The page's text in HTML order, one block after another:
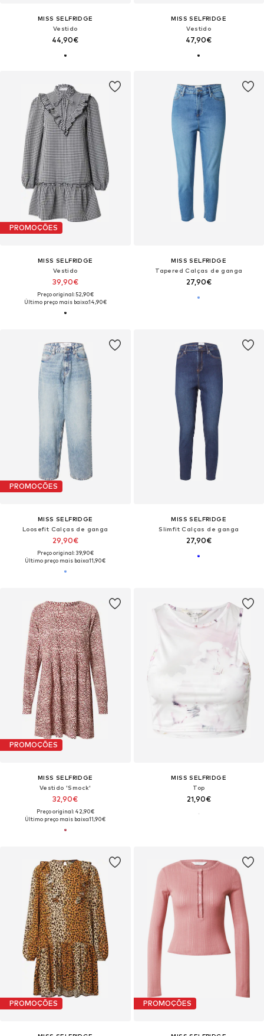
MISS SELFRIDGE
Vestido
44,90€
MISS SELFRIDGE
Vestido
47,90€
PROMOÇÕES
MISS SELFRIDGE
Vestido
39,90€
Preço original: 52,90€
Último preço mais baixo:14,90€
MISS SELFRIDGE
Tapered Calças de ganga
27,90€
PROMOÇÕES
MISS SELFRIDGE
Loosefit Calças de ganga
29,90€
Preço original: 39,90€
Último preço mais baixo:11,90€
MISS SELFRIDGE
Slimfit Calças de ganga
27,90€
PROMOÇÕES
MISS SELFRIDGE
Vestido 'Smock'
32,90€
Preço original: 42,90€
Último preço mais baixo:11,90€
MISS SELFRIDGE
Top
21,90€
PROMOÇÕES PROMOÇÕES